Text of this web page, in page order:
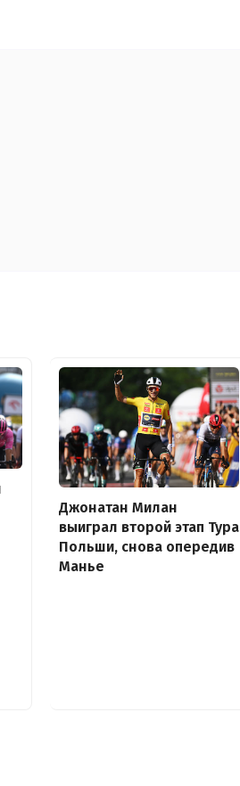
Джонатан Милан
выиграл второй этап Тура
Польши, снова опередив
Манье